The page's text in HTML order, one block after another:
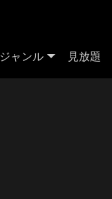
ジャンル 見放題